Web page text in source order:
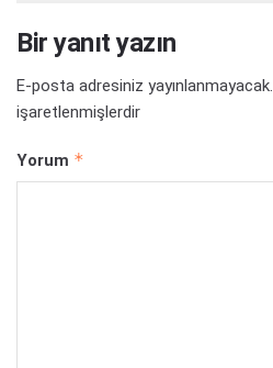
Bir yanıt yazın
E-posta adresiniz yayınlanmayacak.
işaretlenmişlerdir
Yorum *